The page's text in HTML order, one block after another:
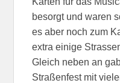
besorgt und waren
es aber noch zum
extra einige
Gleich neben an
Straßenfest mit